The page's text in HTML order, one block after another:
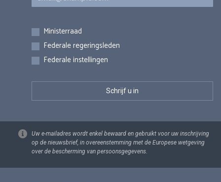
Inschrijvingen
Ministerraad
Federale regeringsleden
Federale instellingen
Uw e-mailadres wordt enkel bewaard en gebruikt voor uw inschrijving
op de nieuwsbrief, in overeenstemming met de Europese wetgeving
over de bescherming van persoonsgegevens.